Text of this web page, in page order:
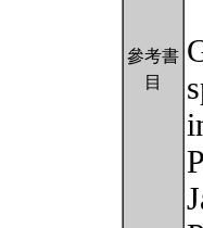
參考書
目